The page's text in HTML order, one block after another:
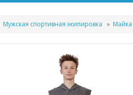
Мужская спортивная экипировка